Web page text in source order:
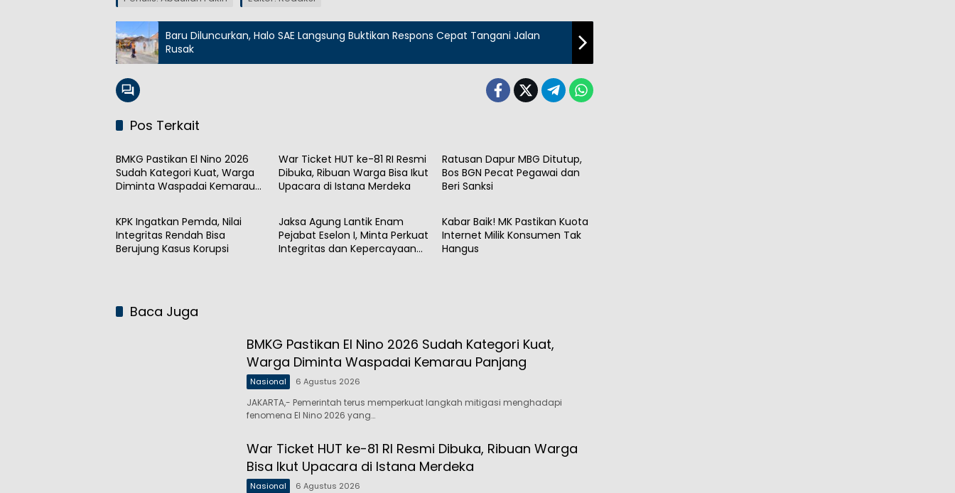
Baru Diluncurkan, Halo SAE Langsung Buktikan Respons Cepat Tangani Jalan
Rusak
Pos Terkait
Nasional
BMKG Pastikan El Nino 2026
Sudah Kategori Kuat, Warga
Diminta Waspadai Kemarau
War Ticket HUT ke-81 RI Resmi
Dibuka, Ribuan Warga Bisa Ikut
Upacara di Istana Merdeka
Ratusan Dapur MBG Ditutup,
Bos BGN Pecat Pegawai dan
Beri Sanksi
Nasional
KPK Ingatkan Pemda, Nilai
Integritas Rendah Bisa
Berujung Kasus Korupsi
Nasional
Jaksa Agung Lantik Enam
Pejabat Eselon I, Minta Perkuat
Integritas dan Kepercayaan
Nasional
Kabar Baik! MK Pastikan Kuota
Internet Milik Konsumen Tak
Hangus
Baca Juga
BMKG Pastikan El Nino 2026 Sudah Kategori Kuat,
Warga Diminta Waspadai Kemarau Panjang
Nasional 6 Agustus 2026
JAKARTA,- Pemerintah terus memperkuat langkah mitigasi menghadapi
fenomena El Nino 2026 yang…
War Ticket HUT ke-81 RI Resmi Dibuka, Ribuan Warga
Bisa Ikut Upacara di Istana Merdeka
Nasional 6 Agustus 2026